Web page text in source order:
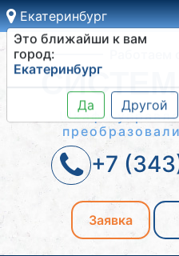
Екатеринбург
Это ближайши к вам
город:
Екатеринбург
Да Другой
Работаем
Шкафы
+7
Заявка